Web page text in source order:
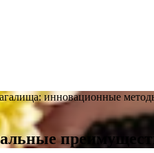
инновационные